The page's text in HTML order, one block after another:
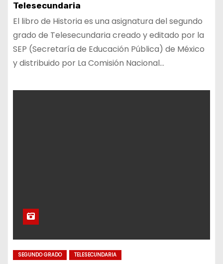
Telesecundaria
El libro de Historia es una asignatura del segundo
grado de Telesecundaria creado y editado por la
SEP (Secretaría de Educación Pública) de México
y distribuido por La Comisión Nacional…
SEGUNDO GRADO TELESECUNDARIA